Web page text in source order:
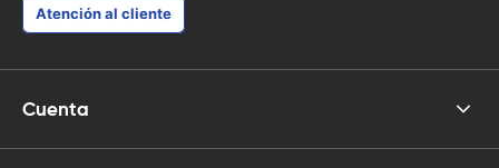
Atención al cliente
Cuenta